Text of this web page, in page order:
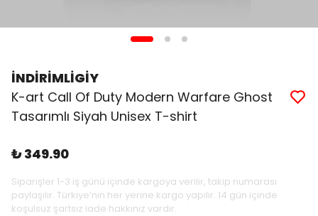
İNDİRİMLİGİY
K-art Call Of Duty Modern Warfare Ghost
Tasarımlı Siyah Unisex T-shirt
₺ 349.90
Siparişler 1-3 iş günü içinde kargoya verilir, takip numarası
paylaşılır. Türkiye’nin her yerine kargo yapılır. 14 gün içinde
koşulsuz şartsız iade hakkınız vardır.